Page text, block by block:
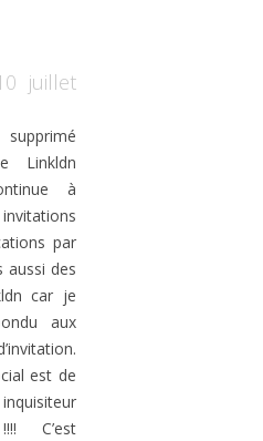
juillet
Linkldn
à
par
aussi des
car je
aux
est de
C’est